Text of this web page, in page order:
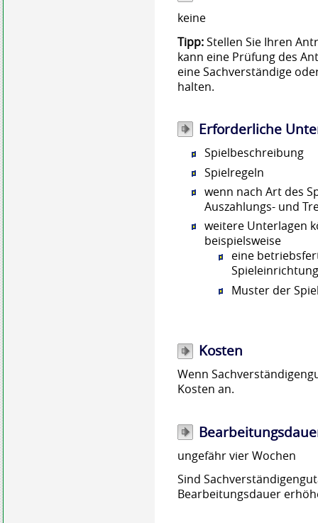
keine
Tipp:Stellen Sie Ihren
kann eine Prüfung des
eine Sachverständige
halten.
Erforderliche
Spielbeschreibung
Spielregeln
wenn nach Art des
Auszahlungs- und
weitere Unterlagen
beispielsweise
eine
Muster der
Kosten
Wenn
Kosten an.
ungefähr vier Wochen
Sind
Bearbeitungsdauer